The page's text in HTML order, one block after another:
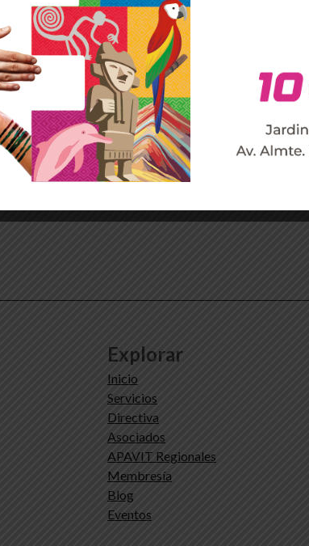
.
de las listas aptas:08 de enero de 2,024
de Elecciones:15 de enero de 2,024,
entre las 16: 30 y 18:00 horas.
las Elecciones: 15 de enero de 2,024
Explorar
Inicio
Servicios
Directiva
Asociados
APAVIT Regionales
Membresía
Blog
Eventos